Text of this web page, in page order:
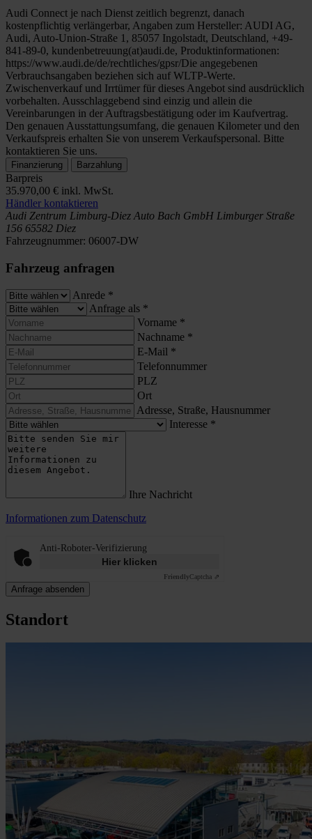
Audi Connect je nach Dienst zeitlich begrenzt, danach
kostenpflichtig verlängerbar, Angaben zum Hersteller: AUDI AG,
Audi, Auto-Union-Straße 1, 85057 Ingolstadt, Deutschland, +49-
841-89-0, kundenbetreuung(at)audi.de, Produktinformationen:
https://www.audi.de/de/rechtliches/gpsr/Die angegebenen
Verbrauchsangaben beziehen sich auf WLTP-Werte.
Zwischenverkauf und Irrtümer für dieses Angebot sind ausdrücklich
vorbehalten. Ausschlaggebend sind einzig und allein die
Vereinbarungen in der Auftragsbestätigung oder im Kaufvertrag.
Den genauen Ausstattungsumfang, die genauen Kilometer und den
Verkaufspreis erhalten Sie von unserem Verkaufspersonal. Bitte
kontaktieren Sie uns.
Finanzierung Barzahlung
Barpreis
35.970,00 € inkl. MwSt.
Händler kontaktieren
Audi Zentrum Limburg-Diez Auto Bach GmbH Limburger Straße
156 65582 Diez
Fahrzeugnummer: 06007-DW
Fahrzeug anfragen
Anrede *
Anfrage als *
Vorname *
Nachname *
E-Mail *
Telefonnummer
PLZ
Ort
Adresse, Straße, Hausnummer
Interesse *
Ihre Nachricht
Informationen zum Datenschutz
Anti-Roboter-Verifizierung
Hier klicken
FriendlyCaptcha ⇗
Anfrage absenden
Standort